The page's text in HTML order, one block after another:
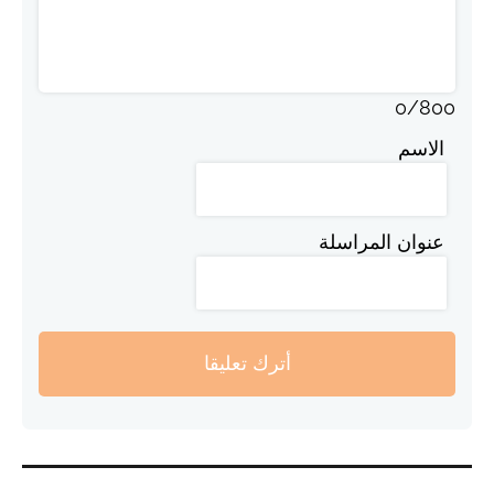
0/800
الاسم
عنوان المراسلة
أترك تعليقا